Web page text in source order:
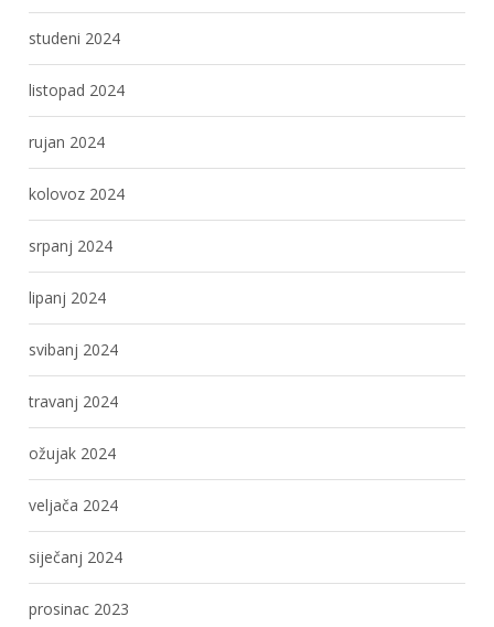
studeni 2024
listopad 2024
rujan 2024
kolovoz 2024
srpanj 2024
lipanj 2024
svibanj 2024
travanj 2024
ožujak 2024
veljača 2024
siječanj 2024
prosinac 2023